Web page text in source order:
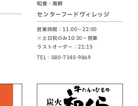
和食・海鮮
センターフードヴィレッジ
営業時間：11:00～22:00
※土日祝のみ10:30～営業
ラストオーダー：21:15
TEL：080-7340-9869